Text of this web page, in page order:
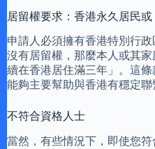
居留權要求：香港永久居民
申請人必須擁有香港特別行
沒有居留權，那麼本人或其
續在香港居住滿三年」。這
能夠主要幫助與香港有穩定聯
不符合資格人士
當然，有些情況下，即使您